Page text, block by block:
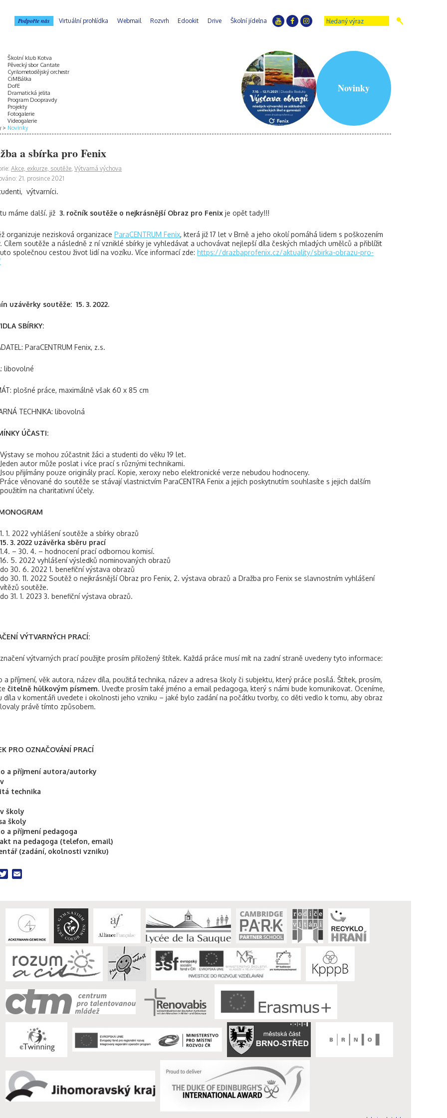
Podpořte nás Virtuální prohlídka Webmail Rozvrh Edookit Drive Školní jídelna
Školní klub Kotva
Pěvecký sbor Cantate
Cyrilometodějský orchestr
CiMBálka
DofE
Dramatická jelita
Program Doopravdy
Projekty
Fotogalerie
Videogalerie
Novinky
Novinky
a sbírka pro Fenix
Akce, exkurze, soutěže, Výtvarná výchova
21. prosince 2021
výtvarníci.
máme další. již 3. ročník soutěže o nejkrásnější Obraz pro Fenix je opět tady!!!
organizuje nezisková organizace ParaCENTRUM Fenix, která již 17 let v Brně a jeho okolí pomáhá lidem s poškozením
Cílem soutěže a následně z ní vzniklé sbírky je vyhledávat a uchovávat nejlepší díla českých mladých umělců a přiblížit
společnou cestou život lidí na vozíku. Více informací zde: https://drazbaprofenix.cz/aktuality/sbirka-obrazu-pro-
uzávěrky soutěže: 15. 3. 2022.
SBÍRKY:
ParaCENTRUM Fenix, z.s.
libovolné
plošné práce, maximálně však 60 x 85 cm
TECHNIKA: libovolná
ÚČASTI:
Výstavy se mohou zúčastnit žáci a studenti do věku 19 let.
Jeden autor může poslat i více prací s různými technikami.
Jsou přijímány pouze originály prací. Kopie, xeroxy nebo elektronické verze nebudou hodnoceny.
Práce věnované do soutěže se stávají vlastnictvím ParaCENTRA Fenix a jejich poskytnutím souhlasíte s jejich dalším
použitím na charitativní účely.
1. 1. 2022 vyhlášení soutěže a sbírky obrazů
15. 3. 2022 uzávěrka sběru prací
1.4. – 30. 4. – hodnocení prací odbornou komisí.
16. 5. 2022 vyhlášení výsledků nominovaných obrazů
do 30. 6. 2022 1. benefiční výstava obrazů
do 30. 11. 2022 Soutěž o nejkrásnější Obraz pro Fenix, 2. výstava obrazů a Dražba pro Fenix se slavnostním vyhlášení
vítězů soutěže.
do 31. 1. 2023 3. benefiční výstava obrazů.
VÝTVARNÝCH PRACÍ:
výtvarných prací použijte prosím přiložený štítek. Každá práce musí mít na zadní straně uvedeny tyto informace:
a příjmení, věk autora, název díla, použitá technika, název a adresa školy či subjektu, který práce posílá. Štítek, prosím,
čitelně hůlkovým písmem. Uveďte prosím také jméno a email pedagoga, který s námi bude komunikovat. Oceníme,
díla v komentáři uvedete i okolnosti jeho vzniku – jaké bylo zadání na počátku tvorby, co děti vedlo k tomu, aby obraz
právě tímto způsobem.
PRO OZNAČOVÁNÍ PRACÍ
a příjmení autora/autorky
technika
školy
školy
a příjmení pedagoga
na pedagoga (telefon, email)
(zadání, okolnosti vzniku)
Twitter